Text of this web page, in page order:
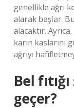
genellikle ağrı
alarak başlar.
alacaktır.
karın kaslarını
ağrıyı
Bel
geçer?